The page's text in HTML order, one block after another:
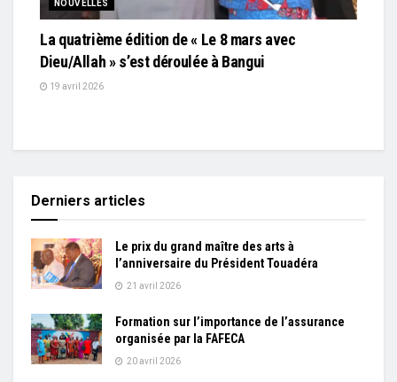
NOUVELLES
La quatrième édition de « Le 8 mars avec
Dieu/Allah » s’est déroulée à Bangui
19 avril 2026
Derniers articles
Le prix du grand maître des arts à
l’anniversaire du Président Touadéra
21 avril 2026
Formation sur l’importance de l’assurance
organisée par la FAFECA
20 avril 2026